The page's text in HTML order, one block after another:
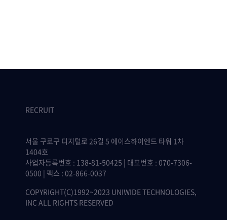
RECRUIT
서울 구로구 디지털로 26길 5 에이스하이엔드 타워 1차
1404호
사업자등록번호 : 138-81-50425 | 대표번호 : 070-7306-
0500 | 팩스 : 02-866-0037
COPYRIGHT(C)1992~2023 UNIWIDE TECHNOLOGIES,
INC ALL RIGHTS RESERVED